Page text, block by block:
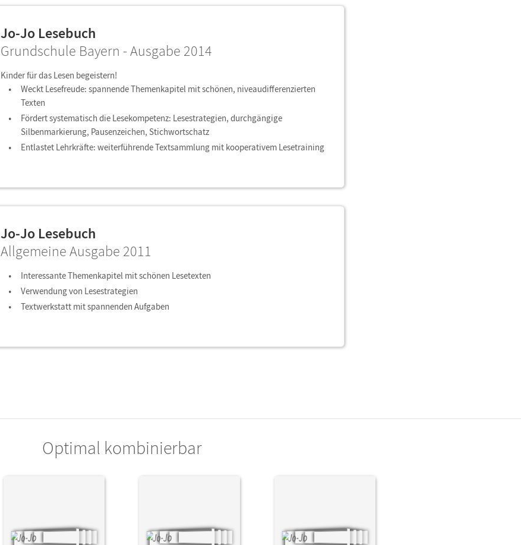
Jo-Jo Lesebuch
Grundschule Bayern - Ausgabe 2014
Kinder für das Lesen begeistern!
Weckt Lesefreude: spannende Themenkapitel mit schönen, niveaudifferenzierten
Texten
Fördert systematisch die Lesekompetenz: Lesestrategien, durchgängige
Silbenmarkierung, Pausenzeichen, Stichwortschatz
Entlastet Lehrkräfte: weiterführende Textsammlung mit kooperativem Lesetraining
Jo-Jo Lesebuch
Allgemeine Ausgabe 2011
Interessante Themenkapitel mit schönen Lesetexten
Verwendung von Lesestrategien
Textwerkstatt mit spannenden Aufgaben
Optimal kombinierbar